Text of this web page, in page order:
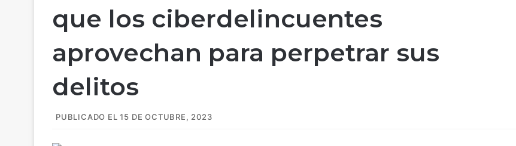
que los ciberdelincuentes
aprovechan para perpetrar sus
delitos
PUBLICADO EL 15 DE OCTUBRE, 2023